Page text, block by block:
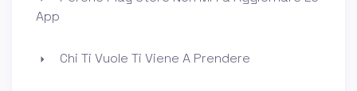
App
Chi Ti Vuole Ti Viene A Prendere